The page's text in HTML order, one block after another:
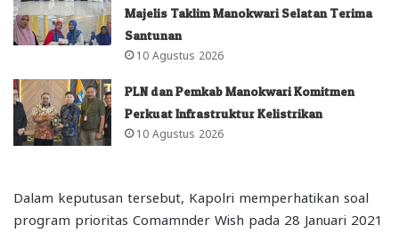
Majelis Taklim Manokwari Selatan Terima
Santunan
10 Agustus 2026
PLN dan Pemkab Manokwari Komitmen
Perkuat Infrastruktur Kelistrikan
10 Agustus 2026
Dalam keputusan tersebut, Kapolri memperhatikan soal
program prioritas Comamnder Wish pada 28 Januari 2021